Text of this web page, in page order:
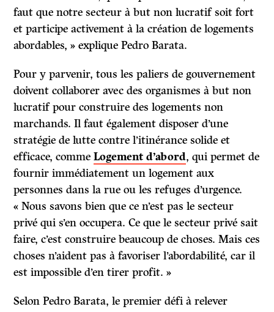
faut que notre secteur à but non lucratif soit fort
et participe activement à la création de logements
abordables, » explique Pedro Barata.
Pour y parvenir, tous les paliers de gouvernement
doivent collaborer avec des organismes à but non
lucratif pour construire des logements non
marchands. Il faut également disposer d’une
stratégie de lutte contre l’itinérance solide et
efficace, commeLogement d’abord, qui permet de
fournir immédiatement un logement aux
personnes dans la rue ou les refuges d’urgence.
« Nous savons bien que ce n’est pas le secteur
privé qui s’en occupera. Ce que le secteur privé sait
faire, c’est construire beaucoup de choses. Mais ces
choses n’aident pas à favoriser l’abordabilité, car il
est impossible d’en tirer profit. »
Selon Pedro Barata, le premier défi à relever